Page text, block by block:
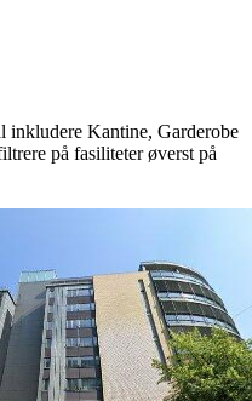
inkludere Kantine, Garderobe
på fasiliteter øverst på